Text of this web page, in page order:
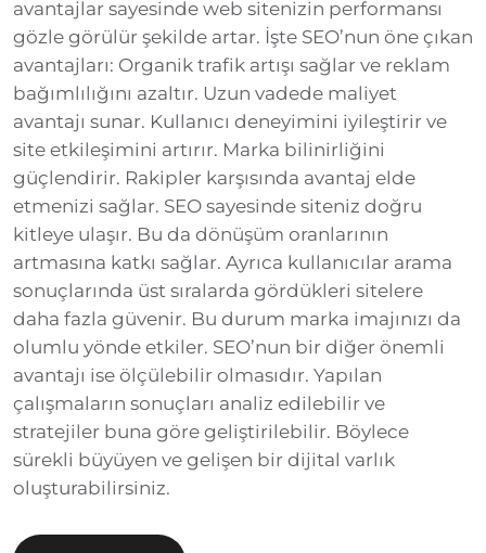
avantajlar sayesinde web sitenizin performansı
gözle görülür şekilde artar. İşte SEO’nun öne çıkan
avantajları: Organik trafik artışı sağlar ve reklam
bağımlılığını azaltır. Uzun vadede maliyet
avantajı sunar. Kullanıcı deneyimini iyileştirir ve
site etkileşimini artırır. Marka bilinirliğini
güçlendirir. Rakipler karşısında avantaj elde
etmenizi sağlar. SEO sayesinde siteniz doğru
kitleye ulaşır. Bu da dönüşüm oranlarının
artmasına katkı sağlar. Ayrıca kullanıcılar arama
sonuçlarında üst sıralarda gördükleri sitelere
daha fazla güvenir. Bu durum marka imajınızı da
olumlu yönde etkiler. SEO’nun bir diğer önemli
avantajı ise ölçülebilir olmasıdır. Yapılan
çalışmaların sonuçları analiz edilebilir ve
stratejiler buna göre geliştirilebilir. Böylece
sürekli büyüyen ve gelişen bir dijital varlık
oluşturabilirsiniz.